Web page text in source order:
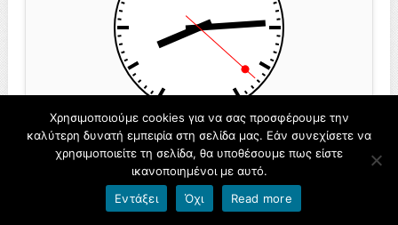
© ΚΕΔΑΣΥ ΘΕΣΠΡΩΤΙΑΣ
Όροι χρήσης blogs.sch.gr|Δήλωση προσβασιμότητας
Χρησιμοποιούμε cookies για να σας προσφέρουμε την
καλύτερη δυνατή εμπειρία στη σελίδα μας. Εάν συνεχίσετε να
χρησιμοποιείτε τη σελίδα, θα υποθέσουμε πως είστε
ικανοποιημένοι με αυτό.
Εντάξει
Όχι Read more